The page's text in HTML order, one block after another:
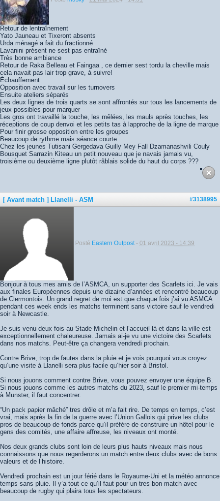
Retour de lentraînement
Yato Jauneau et Tixeront absents
Urda ménagé a fait du fractionné
Lavanini présent ne sest pas entraîné
Très bonne ambiance
Retour de Raka Belleau et Faingaa , ce dernier sest tordu la cheville mais
cela navait pas lair trop grave, à suivre!
Échauffement
Opposition avec travail sur les turnovers
Ensuite ateliers séparés
Les deux lignes de trois quarts se sont affrontés sur tous les lancements de
jeux possibles pour marquer
Les gros ont travaillé la touche, les mêlées, les mauls après touches, les
réceptions de coup denvoi et les petits tas à lapproche de la ligne de marque
Pour finir grosse opposition entre les groupes
Beaucoup de rythme mais séance courte
Chez les jeunes Tutisani Gergedava Guilly Mey Fall Dzamanashvili Couly
Bousquet Sarrazin Kiteau un petit nouveau que je navais jamais vu,
troisième ou deuxième ligne plutôt râblais solide du haut du corps ???
#3138995
[ Avant match ] Llanelli - ASM
Posté Eastern Outpost - 01 avril 2023 - 14:39
Bonjour à tous mes amis de l’ASMCA, un supporter des Scarlets ici. Je vais
aux finales Européennes depuis une dizaine d’années et rencontré beaucoup
de Clermontois. Un grand regret de moi est que chaque fois j’ai vu ASMCA
pendant ces week ends les matchs terminent sans victoire sauf le vendredi
soir à Newcastle.
Je suis venu deux fois au Stade Michelin et l’accueil là et dans la ville est
exceptionnellement chaleureuse. Jamais ai-je vu une victoire des Scarlets
dans nos matchs. Peut-être ça changera vendredi prochain.
Contre Brive, trop de fautes dans la pluie et je vois pourquoi vous croyez
qu’une visite à Llanelli sera plus facile qu’hier soir à Bristol.
Si nous jouons comment contre Brive, vous pouvez envoyer une équipe B.
Si nous jouons comme les autres matchs du 2023, sauf le premier mi-temps
à Munster, il faut concentrer.
“Un pack papier mâché” tres drôle et m’a fait rire. De temps en temps, c’est
vrai, mais après la fin de la guerre avec l’Union Gallois qui prive les clubs
pros de beaucoup de fonds parce qu’il préfère de construire un hôtel pour le
gens des comités, une affaire affreuse, les niveaux ont monté.
Nos deux grands clubs sont loin de leurs plus hauts niveaux mais nous
connaissons que nous regarderons un match entre deux clubs avec de bons
valeurs et de l’histoire.
Vendredi prochain est un jour férié dans le Royaume-Uni et la météo annonce
temps sans pluie. Il y’a tout ce qu’il faut pour un tres bon match avec
beaucoup de rugby qui plaira tous les spectateurs.